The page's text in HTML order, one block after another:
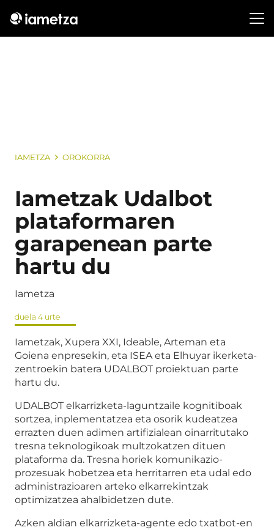
IAMETZA OROKORRA
Iametzak Udalbot
plataformaren
garapenean parte
hartu du
Iametza
duela 4 urte
Iametzak, Xupera XXI, Ideable, Arteman eta
Goiena enpresekin, eta ISEA eta Elhuyar ikerketa-
zentroekin batera UDALBOT proiektuan parte
hartu du.
UDALBOT elkarrizketa-laguntzaile kognitiboak
sortzea, inplementatzea eta osorik kudeatzea
errazten duen adimen artifizialean oinarritutako
tresna teknologikoak multzokatzen dituen
plataforma da. Tresna horiek komunikazio-
prozesuak hobetzea eta herritarren eta udal edo
administrazioaren arteko elkarrekintzak
optimizatzea ahalbidetzen dute.
Azken aldian elkarrizketa-agente edo txatbot-en